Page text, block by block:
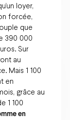
loyer,
forcée,
que
390 000
Sur
au
Mais 1 100
en
grâce au
1 100
en